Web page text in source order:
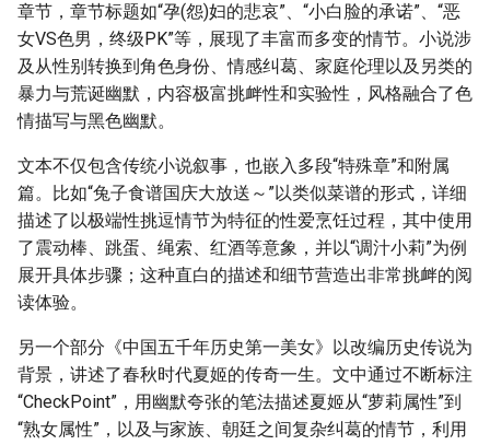
章节，章节标题如“孕(怨)妇的悲哀”、“小白脸的承诺”、“恶
女VS色男，终级PK”等，展现了丰富而多变的情节。小说涉
及从性别转换到角色身份、情感纠葛、家庭伦理以及另类的
暴力与荒诞幽默，内容极富挑衅性和实验性，风格融合了色
情描写与黑色幽默。
文本不仅包含传统小说叙事，也嵌入多段“特殊章”和附属
篇。比如“兔子食谱国庆大放送～”以类似菜谱的形式，详细
描述了以极端性挑逗情节为特征的性爱烹饪过程，其中使用
了震动棒、跳蛋、绳索、红酒等意象，并以“调汁小莉”为例
展开具体步骤；这种直白的描述和细节营造出非常挑衅的阅
读体验。
另一个部分《中国五千年历史第一美女》以改编历史传说为
背景，讲述了春秋时代夏姬的传奇一生。文中通过不断标注
“CheckPoint”，用幽默夸张的笔法描述夏姬从“萝莉属性”到
“熟女属性”，以及与家族、朝廷之间复杂纠葛的情节，利用